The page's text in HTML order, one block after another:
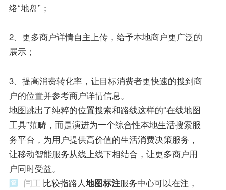
络“地盘”；
2、更多商户详情自主上传，给予本地商户更广泛的
展示；
3、提高消费转化率，让目标消费者更快速的搜到商
户的位置并参考商户详情信息。
地图跳出了纯粹的位置搜索和路线这样的“在线地图
工具”范畴，而是演进为一个综合性本地生活搜索服
务平台，为用户提供高价值的生活消费决策服务，
让移动智能服务从线上线下相结合，让更多商户用
户同时受益。
闫工 比较指路人地图标注服务中心可以在注，